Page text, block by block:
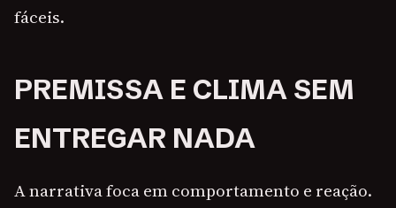
fáceis.
PREMISSA E CLIMA SEM
ENTREGAR NADA
A narrativa foca em comportamento e reação.